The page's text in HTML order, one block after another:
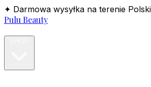
✦ Darmowa wysyłka na terenie
Pulu Beauty